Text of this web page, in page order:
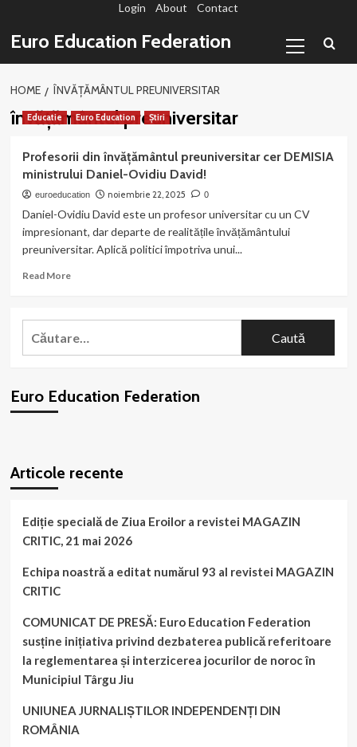
conținut
Login About Contact
Euro Education Federation
Menu
HOME ÎNVĂȚĂMÂNTUL PREUNIVERSITAR
învățământul preuniversitar
Educatie Euro Education Știri
Profesorii din învățământul preuniversitar cer DEMISIA
ministrului Daniel-Ovidiu David!
euroeducation noiembrie 22, 2025 0
Daniel-Ovidiu David este un profesor universitar cu un CV
impresionant, dar departe de realitățile învățământului
preuniversitar. Aplică politici împotriva unui...
Read MoreRead
Profesorii
din
DEMISIA
Caută
Euro Education Federation
Articole recente
Ediție specială de Ziua Eroilor a revistei MAGAZIN
CRITIC, 21 mai 2026
Echipa noastră a editat numărul 93 al revistei MAGAZIN
CRITIC
COMUNICAT DE PRESĂ: Euro Education Federation
susține inițiativa privind dezbaterea publică referitoare
la reglementarea și interzicerea jocurilor de noroc în
Municipiul Târgu Jiu
UNIUNEA JURNALIȘTILOR INDEPENDENȚI DIN
ROMÂNIA